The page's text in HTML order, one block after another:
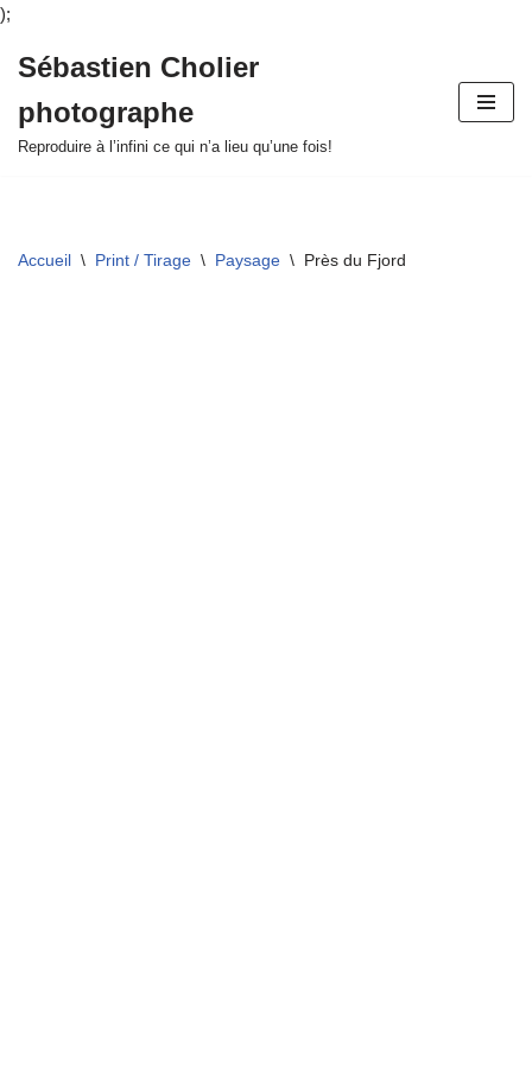
);
au
contenu
Sébastien Cholier
photographe
Reproduire à l’infini ce qui n’a lieu qu’une fois!
Accueil \ Print / Tirage \ Paysage \ Près du Fjord